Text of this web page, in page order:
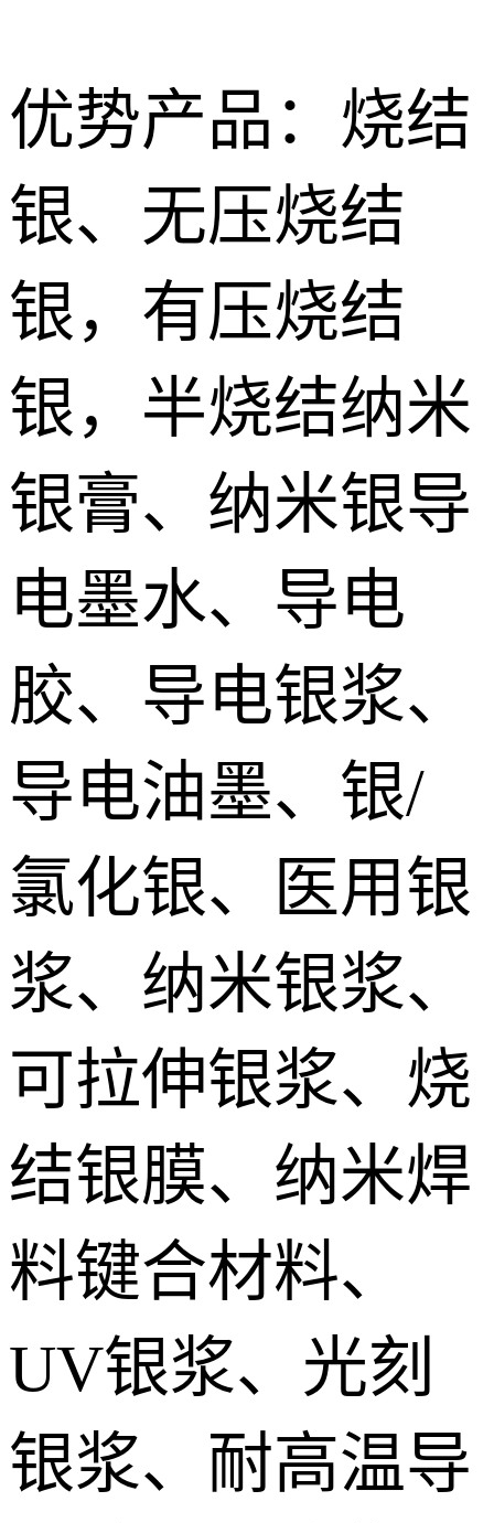
优势产品：烧结
银、无压烧结
银，有压烧结
银，半烧结纳米
银膏、纳米银导
电墨水、导电
胶、导电银浆、
导电油墨、银/
氯化银、医用银
浆、纳米银浆、
可拉伸银浆、烧
结银膜、纳米焊
料键合材料、
UV银浆、光刻
银浆、耐高温导
Nano
silver paste
Silver
conductive
adhesive
低温导电银
浆 Low
temperature
conductive
特种胶粘剂
Special
adhesive
有压烧结纳米银膏Pressurize sintered nano silver paste
纳米银浆 Nano silver paste
氮化铝/金刚石烧结银 AlN/Diamond sintered silver Paste
DTS预烧结银焊片 Die Top System sintered paste